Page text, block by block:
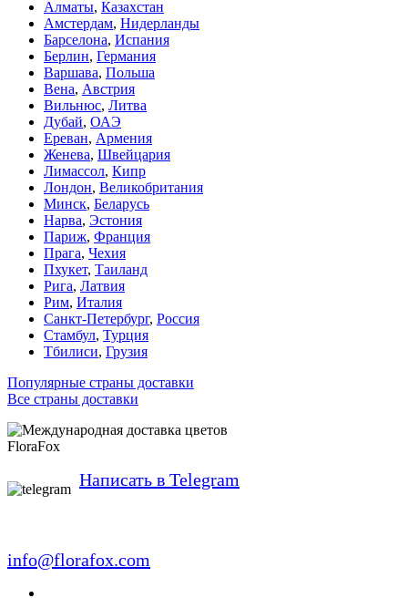
Алматы, Казахстан
Амстердам, Нидерланды
Барселона, Испания
Берлин, Германия
Варшава, Польша
Вена, Австрия
Вильнюс, Литва
Дубай, ОАЭ
Ереван, Армения
Женева, Швейцария
Лимассол, Кипр
Лондон, Великобритания
Минск, Беларусь
Нарва, Эстония
Париж, Франция
Прага, Чехия
Пхукет, Таиланд
Рига, Латвия
Рим, Италия
Санкт-Петербург, Россия
Стамбул, Турция
Тбилиси, Грузия
Популярные страны доставки
Все страны доставки
FloraFox
Написать в Telegram
info@florafox.com